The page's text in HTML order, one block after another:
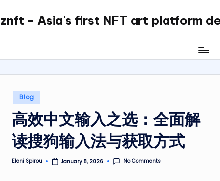
Skip
- Asia's first NFT art platform
Posted
in
Blog
高效中文输入之选：全面解
读搜狗输入法与获取方式
Posted
Eleni Spirou January 8, 2026 No Comments